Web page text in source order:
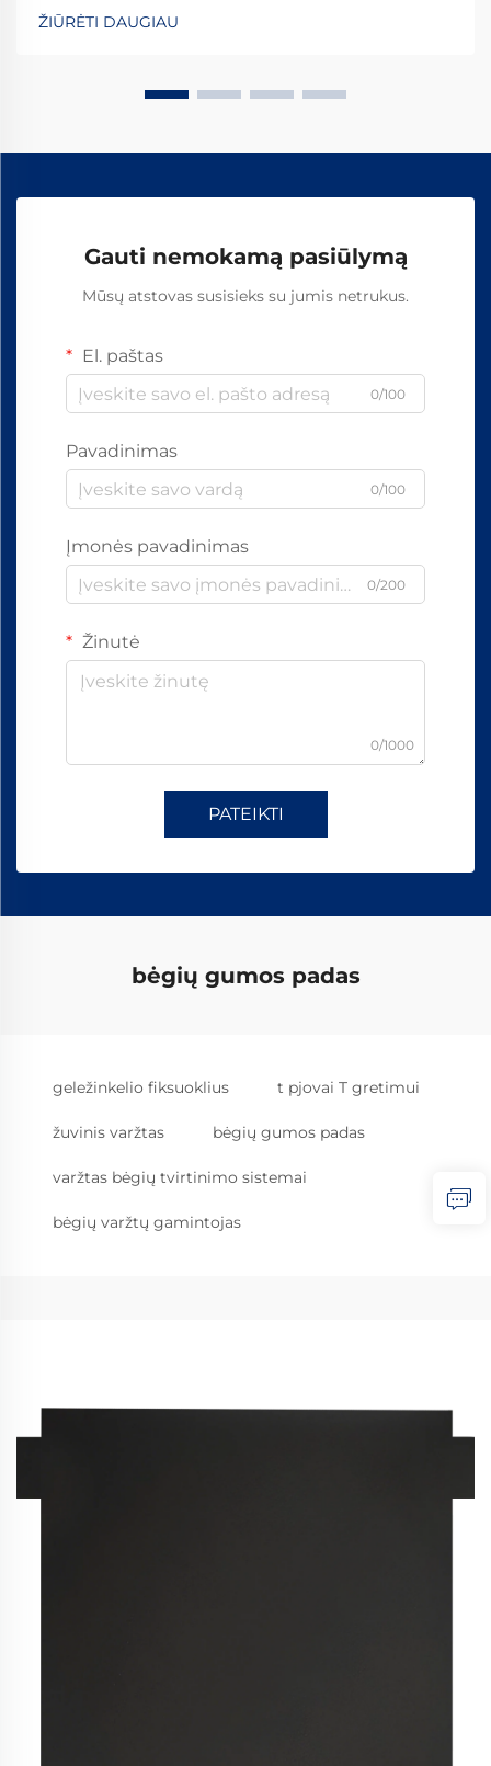
kad būtų užtikrinta geležinkelių sistemų sauga ir
ilgaamžiškumas visame pasaulyje. Šių esminių detalių
ŽIŪRĖTI DAUGIAU
Gauti nemokamą pasiūlymą
Mūsų atstovas susisieks su jumis netrukus.
El. paštas
0/100
Pavadinimas
0/100
Įmonės pavadinimas
0/200
Žinutė
0/1000
PATEIKTI
bėgių gumos padas
geležinkelio fiksuoklius t pjovai T gretimui
žuvinis varžtas bėgių gumos padas
varžtas bėgių tvirtinimo sistemai
bėgių varžtų gamintojas